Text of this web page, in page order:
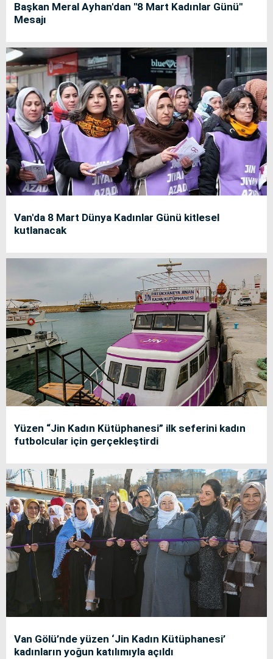
Başkan Meral Ayhan'dan "8 Mart Kadınlar Günü"
Mesajı
Van'da 8 Mart Dünya Kadınlar Günü kitlesel
kutlanacak
Yüzen “Jin Kadın Kütüphanesi” ilk seferini kadın
futbolcular için gerçekleştirdi
Van Gölü’nde yüzen ‘Jin Kadın Kütüphanesi’
kadınların yoğun katılımıyla açıldı